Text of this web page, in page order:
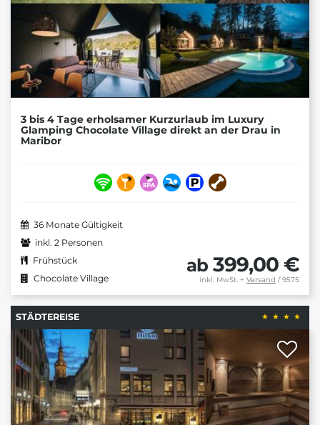
3 bis 4 Tage erholsamer Kurzurlaub im Luxury
Glamping Chocolate Village direkt an der Drau in
Maribor
36 Monate Gültigkeit
inkl. 2 Personen
Frühstück
Chocolate Village
ab 399,00 €
inkl. MwSt. + Versand / 9575
STÄDTEREISE